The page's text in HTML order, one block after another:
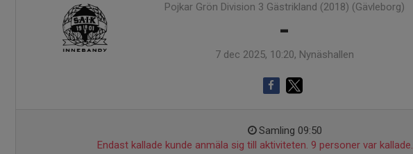
Pojkar Grön Division 3 Gästrikland (2018) (Gävleborg)
-
7 dec 2025, 10:20, Nynäshallen
Samling 09:50
Endast kallade kunde anmäla sig till aktiviteten. 9 personer var kallade.